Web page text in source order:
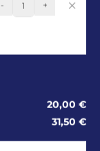
-
Idromele
quantità
+
20,00 €
31,50 €